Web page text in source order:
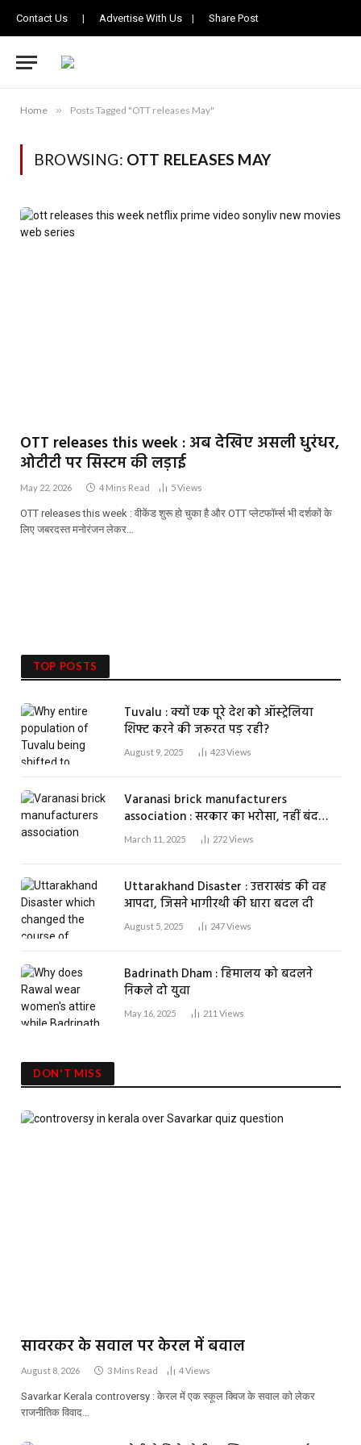
Contact Us | Advertise With Us | Share Post
Home » Posts Tagged "OTT releases May"
BROWSING: OTT RELEASES MAY
OTT releases this week : अब देखिए असली धुरंधर,
ओटीटी पर सिस्टम की लड़ाई
May 22, 2026 4 Mins Read 5Views
OTT releases this week : वीकेंड शुरू हो चुका है और OTT प्लेटफॉर्म्स भी दर्शकों के
लिए जबरदस्त मनोरंजन लेकर…
TOP POSTS
Tuvalu : क्यों एक पूरे देश को ऑस्ट्रेलिया
शिफ्ट करने की जरूरत पड़ रही?
August 9, 2025 423Views
Varanasi brick manufacturers
association : सरकार का भरोसा, नहीं बंद
होगा एक भी ईंट भट्ठा
March 11, 2025 272Views
Uttarakhand Disaster : उत्तराखंड की वह
आपदा, जिसने भागीरथी की धारा बदल दी
August 5, 2025 247Views
Badrinath Dham : हिमालय को बदलने
निकले दो युवा
May 16, 2025 211 Views
DON'T MISS
सावरकर के सवाल पर केरल में बवाल
August 8, 2026 3 Mins Read 4Views
Savarkar Kerala controversy : केरल में एक स्कूल क्विज के सवाल को लेकर
राजनीतिक विवाद…